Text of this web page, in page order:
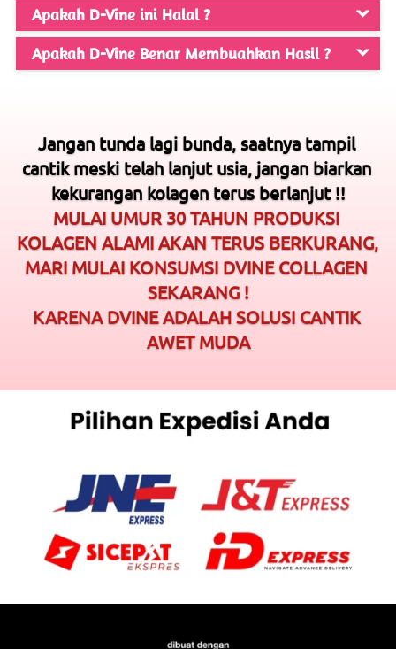
Apakah D-Vine ini Halal ?
Apakah D-Vine Benar Membuahkan Hasil ?
Jangan tunda lagi bunda, saatnya tampil
cantik meski telah lanjut usia, jangan biarkan
kekurangan kolagen terus berlanjut !!
MULAI UMUR 30 TAHUN PRODUKSI
KOLAGEN ALAMI AKAN TERUS BERKURANG,
MARI MULAI KONSUMSI DVINE COLLAGEN
SEKARANG !
KARENA DVINE ADALAH SOLUSI CANTIK
AWET MUDA